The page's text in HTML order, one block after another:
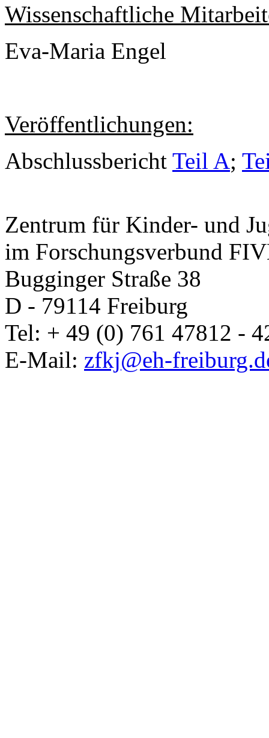
Wissenschaftliche
Eva-Maria Engel
Veröffentlichungen:
Abschlussbericht Teil A;
Zentrum für Kinder- und
im Forschungsverbund
Bugginger Straße 38
D - 79114 Freiburg
Tel: + 49 (0) 761 47812 -
E-Mail: zfkj@eh-